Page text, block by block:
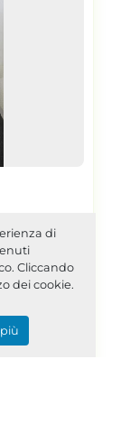
di
Cliccando
dei cookie.